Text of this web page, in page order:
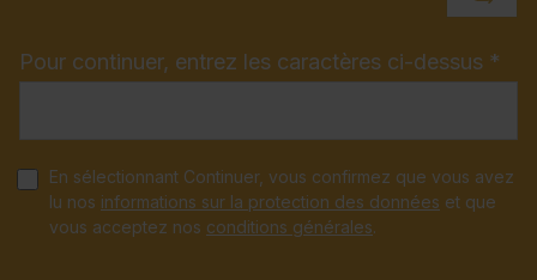
Pour continuer, entrez les caractères ci-dessus *
En sélectionnant Continuer, vous confirmez que vous avez
lu nos informations sur la protection des données et que
vous acceptez nos conditions générales.